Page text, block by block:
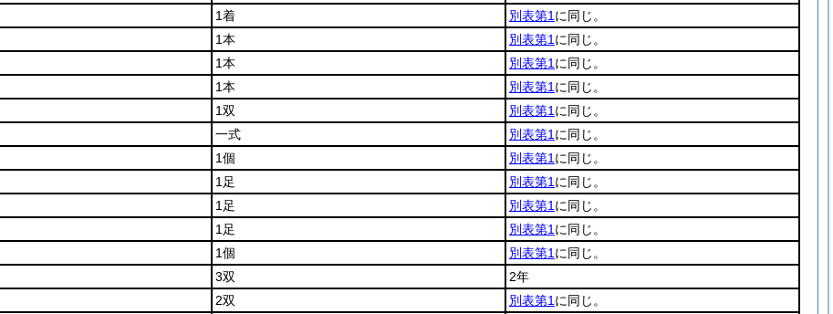
1着 別表第1 に同じ。
1本 別表第1 に同じ。
1本 別表第1 に同じ。
1本 別表第1 に同じ。
1双 別表第1 に同じ。
一式 別表第1 に同じ。
1個 別表第1 に同じ。
1足 別表第1 に同じ。
1足 別表第1 に同じ。
1足 別表第1 に同じ。
1個 別表第1 に同じ。
3双
2年
2双 別表第1 に同じ。